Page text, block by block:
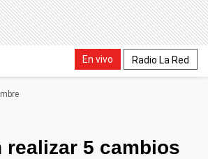
En vivo Radio La Red
realizar 5 cambios